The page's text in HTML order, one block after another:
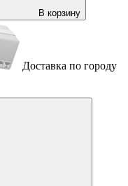
В корзину
Доставка по городу